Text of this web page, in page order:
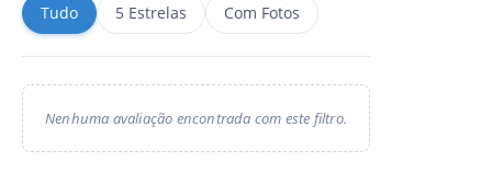
Tudo 5 Estrelas Com Fotos
Nenhuma avaliação encontrada com este filtro.